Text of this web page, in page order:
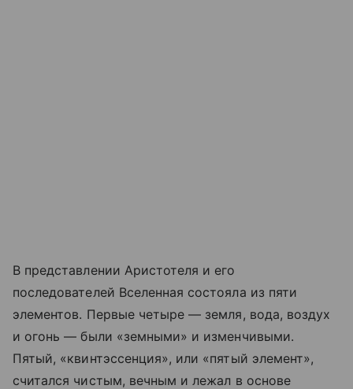
В представлении Аристотеля и его
последователей Вселенная состояла из пяти
элементов. Первые четыре — земля, вода, воздух
и огонь — были «земными» и изменчивыми.
Пятый, «квинтэссенция», или «пятый элемент»,
считался чистым, вечным и лежал в основе